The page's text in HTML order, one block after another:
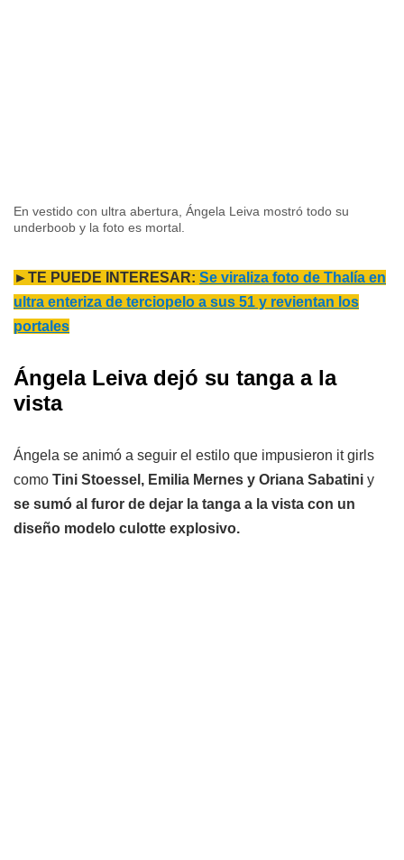
En vestido con ultra abertura, Ángela Leiva mostró todo su
underboob y la foto es mortal.
►TE PUEDE INTERESAR: Se viraliza foto de Thalía en
ultra enteriza de terciopelo a sus 51 y revientan los
portales
Ángela Leiva dejó su tanga a la
vista
Ángela se animó a seguir el estilo que impusieron it girls
como Tini Stoessel, Emilia Mernes y Oriana Sabatini y
se sumó al furor de dejar la tanga a la vista con un
diseño modelo culotte explosivo.